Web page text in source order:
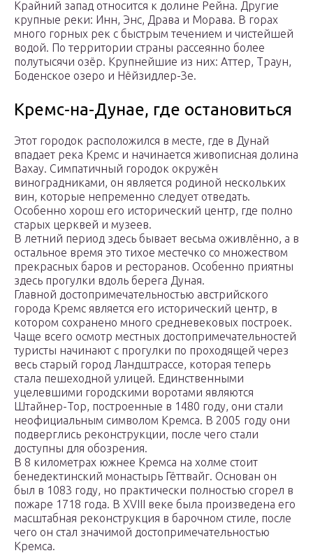
Крайний запад относится к долине Рейна. Другие
крупные реки: Инн, Энс, Драва и Морава. В горах
много горных рек с быстрым течением и чистейшей
водой. По территории страны рассеянно более
полутысячи озёр. Крупнейшие из них: Аттер, Траун,
Боденское озеро и Нёйзидлер-Зе.
Кремс-на-Дунае, где остановиться
Этот городок расположился в месте, где в Дунай
впадает река Кремс и начинается живописная долина
Вахау. Симпатичный городок окружён
виноградниками, он является родиной нескольких
вин, которые непременно следует отведать.
Особенно хорош его исторический центр, где полно
старых церквей и музеев.
В летний период здесь бывает весьма оживлённо, а в
остальное время это тихое местечко со множеством
прекрасных баров и ресторанов. Особенно приятны
здесь прогулки вдоль берега Дуная.
Главной достопримечательностью австрийского
города Кремс является его исторический центр, в
котором сохранено много средневековых построек.
Чаще всего осмотр местных достопримечательностей
туристы начинают с прогулки по проходящей через
весь старый город Ландштрассе, которая теперь
стала пешеходной улицей. Единственными
уцелевшими городскими воротами являются
Штайнер-Тор, построенные в 1480 году, они стали
неофициальным символом Кремса. В 2005 году они
подверглись реконструкции, после чего стали
доступны для обозрения.
В 8 километрах южнее Кремса на холме стоит
бенедектинский монастырь Гёттвайг. Основан он
был в 1083 году, но практически полностью сгорел в
пожаре 1718 года. В XVIII веке была произведена его
масштабная реконструкция в барочном стиле, после
чего он стал значимой достопримечательностью
Кремса.